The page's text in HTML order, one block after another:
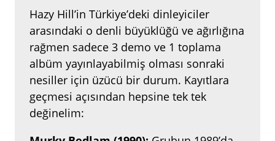
Hazy Hill’in Türkiye’deki dinleyiciler
arasındaki o denli büyüklüğü ve ağırlığına
rağmen sadece 3 demo ve 1 toplama
albüm yayınlayabilmiş olması sonraki
nesiller için üzücü bir durum. Kayıtlara
geçmesi açısından hepsine tek tek
değinelim: